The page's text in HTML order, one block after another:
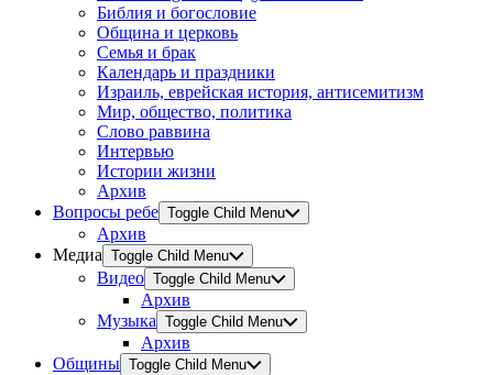
Библия и богословие
Община и церковь
Семья и брак
Календарь и праздники
Израиль, еврейская история, антисемитизм
Мир, общество, политика
Слово раввина
Интервью
Истории жизни
Архив
Вопросы ребе Toggle Child Menu
Архив
Медиа Toggle Child Menu
Видео Toggle Child Menu
Архив
Музыка Toggle Child Menu
Архив
Общины Toggle Child Menu